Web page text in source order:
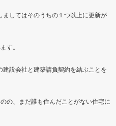
してはそのうちの１つ以上に更新が
す。
設会社と建築請負契約を結ぶことを
の、まだ誰も住んだことがない住宅に